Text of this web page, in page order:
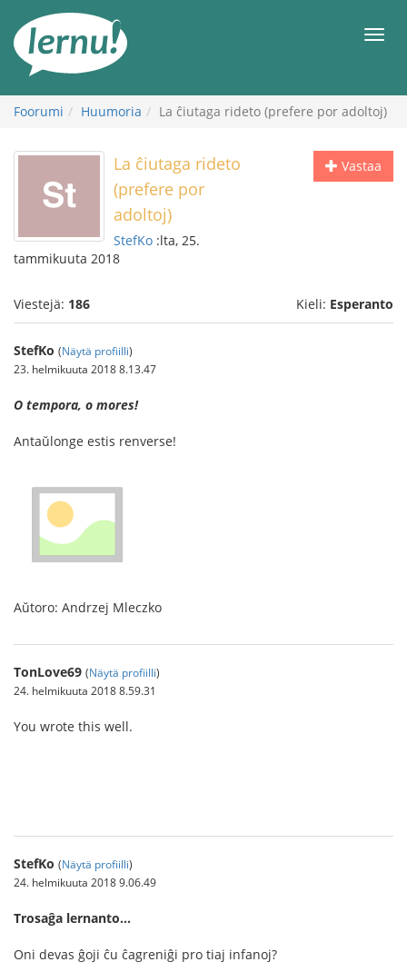
sisältöön
Foorumi Huumoria La ĉiutaga rideto (prefere por adoltoj)
Vastaa
La ĉiutaga rideto
(prefere por
adoltoj)
StefKo :lta, 25.
tammikuuta 2018
Viestejä: 186 Kieli: Esperanto
StefKo (Näytä profiilli)
23. helmikuuta 2018 8.13.47
O tempora, o mores!
Antaŭlonge estis renverse!
Aŭtoro: Andrzej Mleczko
TonLove69 (Näytä profiilli)
24. helmikuuta 2018 8.59.31
You wrote this well.
StefKo (Näytä profiilli)
24. helmikuuta 2018 9.06.49
Trosaĝa lernanto…
Oni devas ĝoji ĉu ĉagreniĝi pro tiaj infanoj?